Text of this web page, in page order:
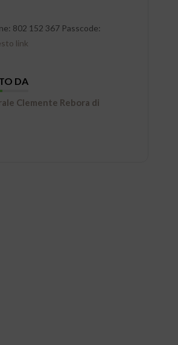
802 152 367 Passcode:
link
DA
Clemente Rebora di